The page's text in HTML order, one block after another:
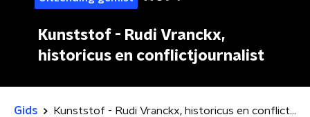
Kunststof - Rudi Vranckx,
historicus en conflictjournalist
Gids Kunststof - Rudi Vranckx, historicus en conflictjournalist